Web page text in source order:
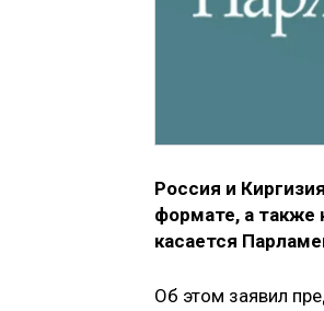
Россия и
формате, а также
касается
Об этом заявил